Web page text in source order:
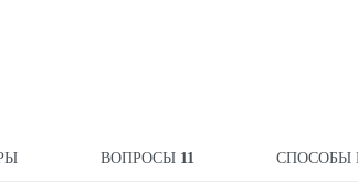
ВОПРОСЫ 11 СПОСОБЫ